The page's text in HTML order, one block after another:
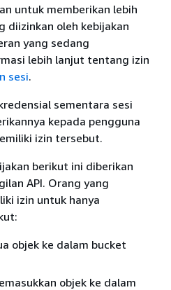
untuk memberikan lebih
diizinkan oleh kebijakan
yang sedang
lebih lanjut tentang izin
sesi.
sementara sesi
kepada pengguna
izin tersebut.
berikut ini diberikan
API. Orang yang
izin untuk hanya
objek ke dalam bucket
objek ke dalam